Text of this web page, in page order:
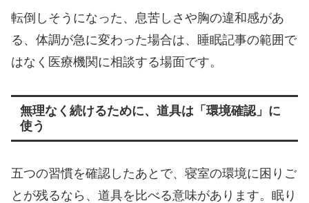
転倒しそうになった、息苦しさや胸の違和感があ
る、体調が急に変わった場合は、睡眠記事の範囲で
はなく医療機関に相談する場面です。
無理なく続けるために、道具は「環境確認」に
使う
五つの習慣を確認したあとで、寝室の環境に困りご
とが残るなら、道具を比べる意味があります。眠り